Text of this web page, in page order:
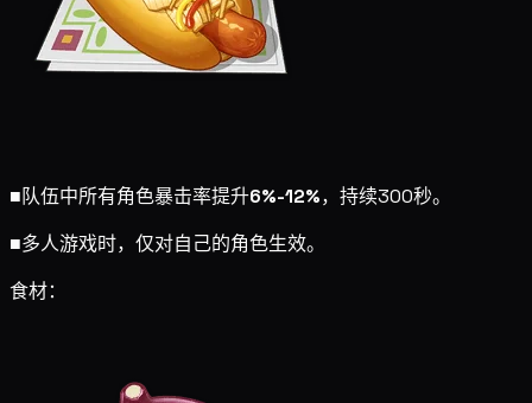
■队伍中所有角色暴击率提升6%-12%，持续300秒。
■多人游戏时，仅对自己的角色生效。
食材：